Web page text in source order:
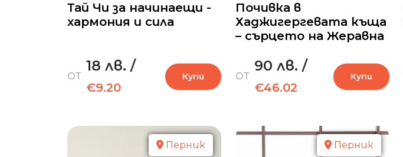
Тай Чи за начинаещи -
хармония и сила
ОТ
18 лв. /
€9.20
Купи
Почивка в
Хаджигергевата къща
– сърцето на Жеравна
ОТ
90 лв. /
€46.02
Купи
Перник Перник